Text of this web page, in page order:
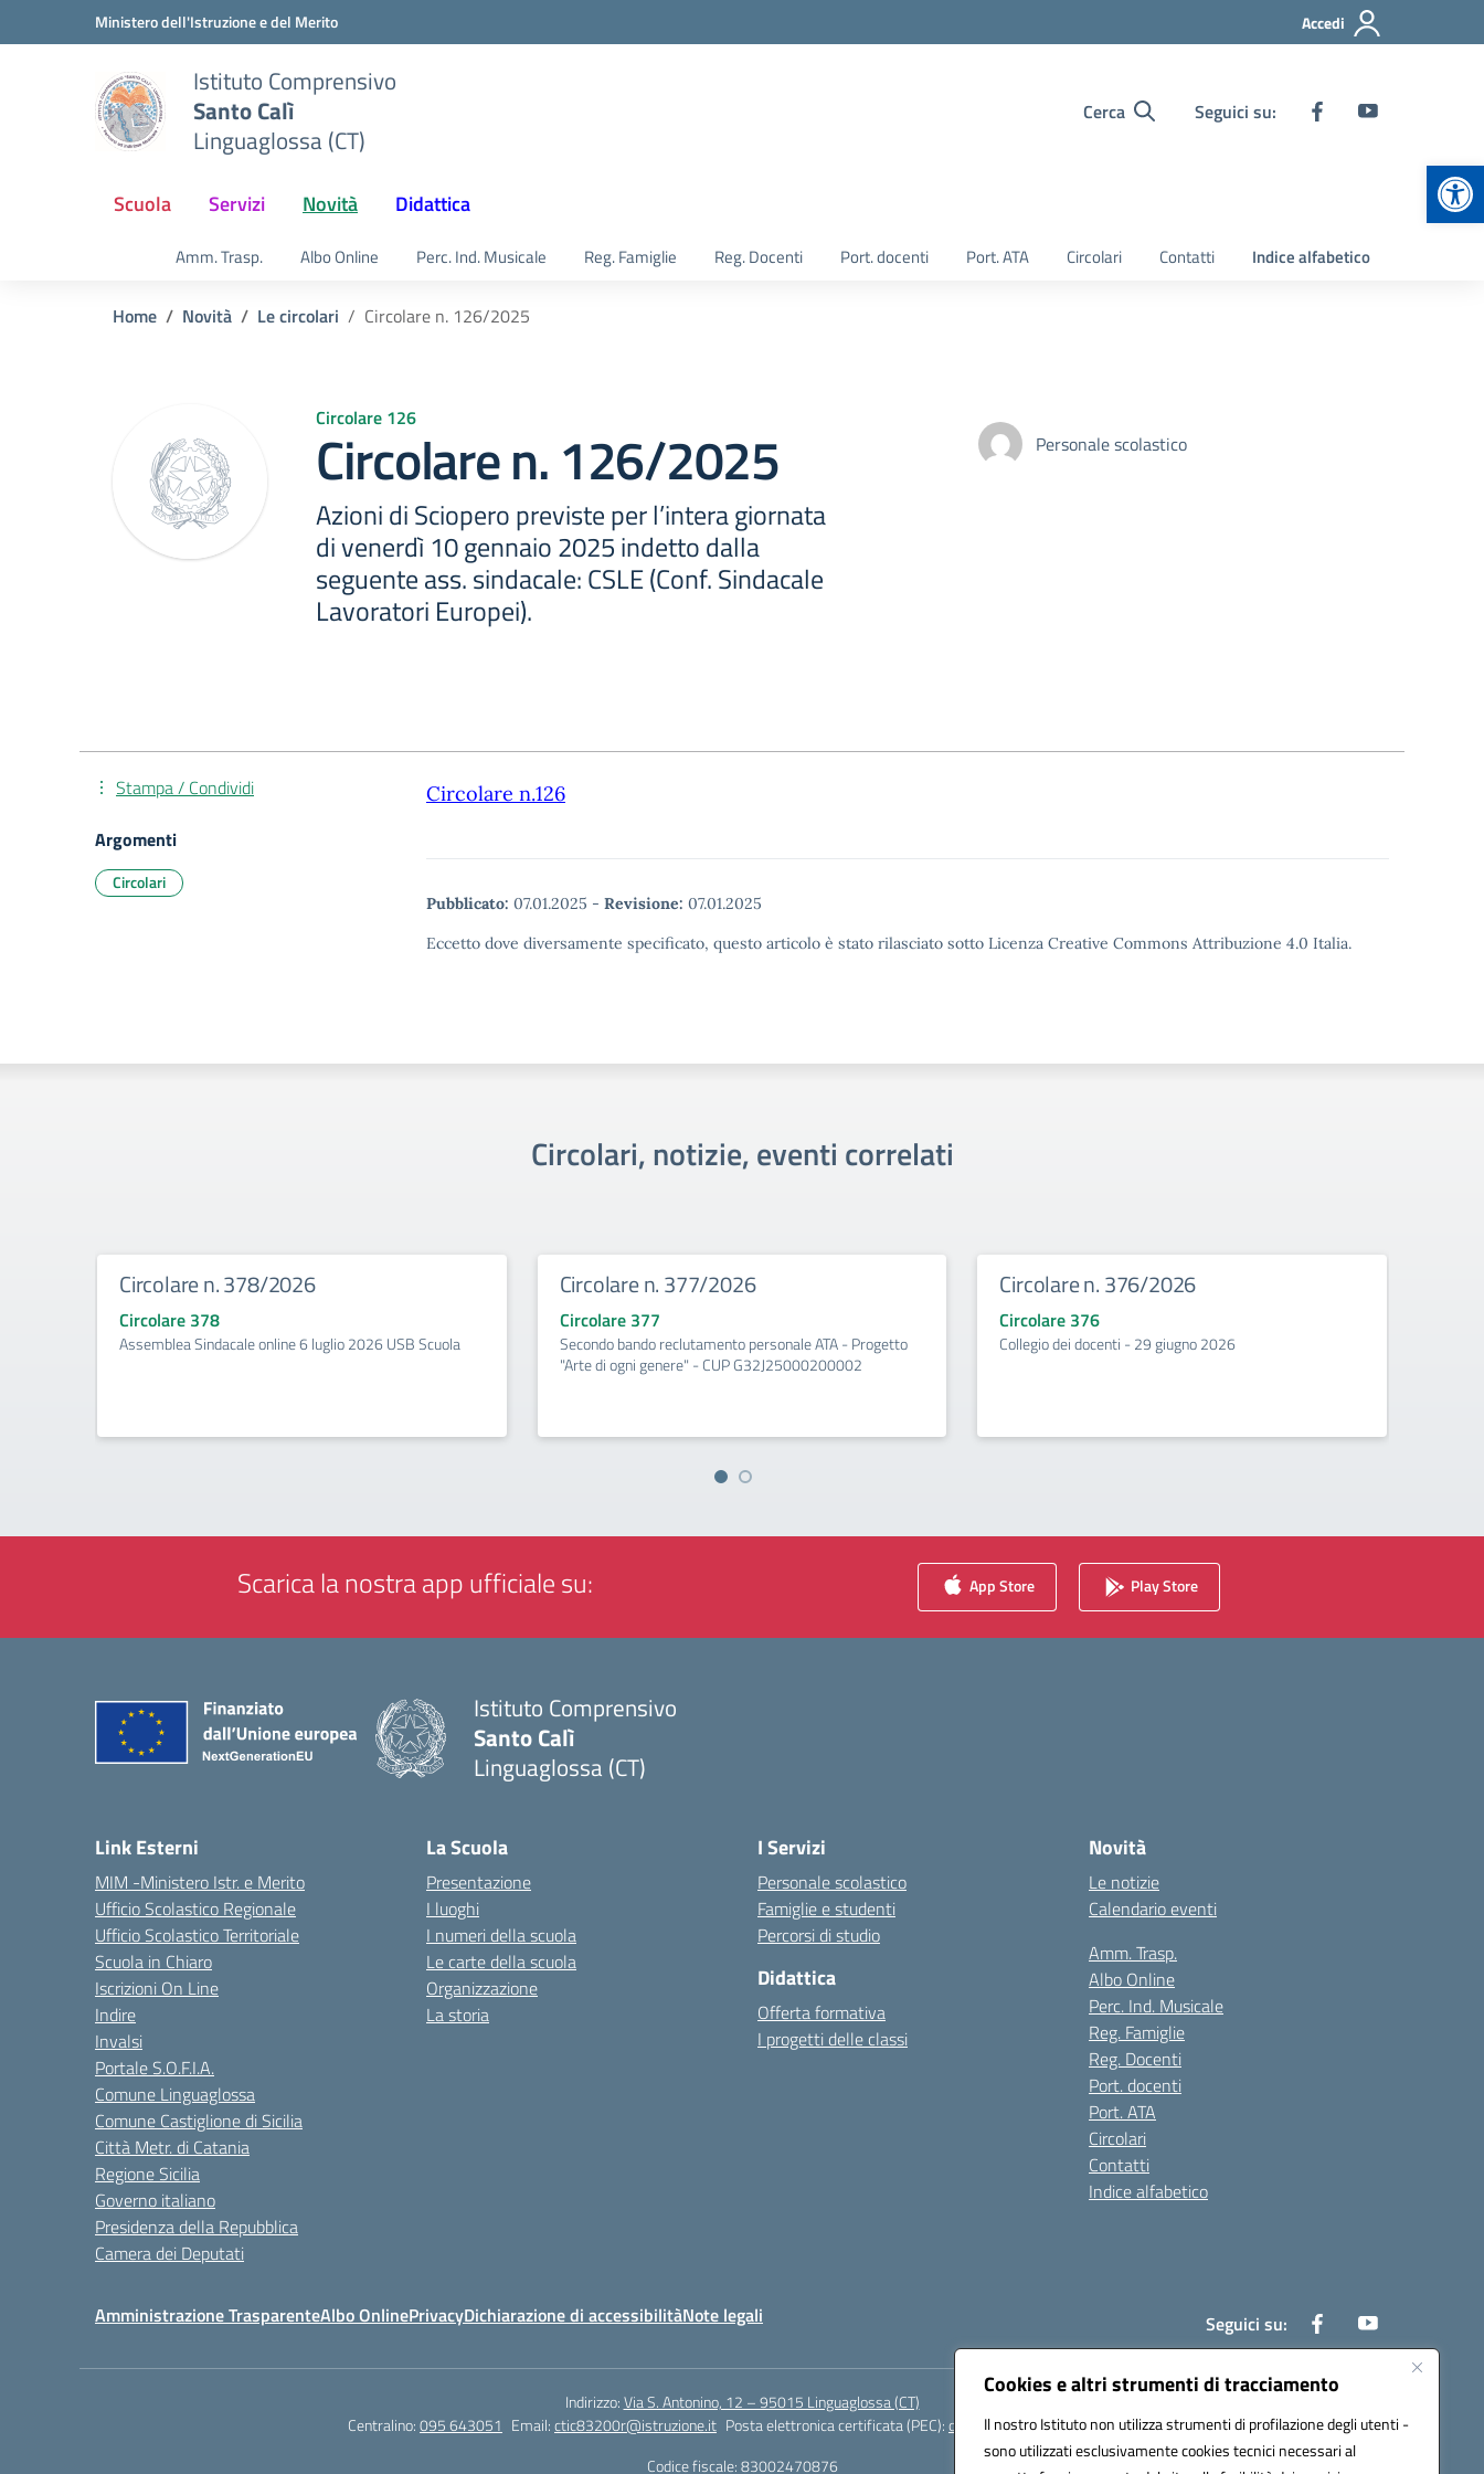
Cookies e altri strumenti di tracciamento
Il nostro Istituto non utilizza strumenti di profilazione degli utenti -
sono utilizzati esclusivamente cookies tecnici necessari al
Vai ai contenuti
Vai al menu di navigazioneMinistero dell'Istruzione e del Merito Accedi
Istituto Comprensivo
Santo Calì
Linguaglossa (CT)
Cerca Seguici su:
Scuola Servizi Novità Didattica
Amm. Trasp. Albo Online Perc. Ind. Musicale Reg. Famiglie Reg. Docenti Port. docenti Port. ATA Circolari Contatti Indice alfabetico
Home Novità Le circolari Circolare n. 126/2025
Circolare 126
Circolare n. 126/2025
Azioni di Sciopero previste per l’intera giornata
di venerdì 10 gennaio 2025 indetto dalla
seguente ass. sindacale: CSLE (Conf. Sindacale
Lavoratori Europei).
Personale scolastico
Circolare n.126
Pubblicato: 07.01.2025 - Revisione: 07.01.2025
Eccetto dove diversamente specificato, questo articolo è stato rilasciato sotto Licenza Creative Commons Attribuzione 4.0 Italia.
Stampa / Condividi
Argomenti
Circolari
Circolari, notizie, eventi correlati
Circolare n. 378/2026
Circolare 378
Assemblea Sindacale online 6 luglio 2026 USB Scuola
Circolare n. 377/2026
Circolare 377
Secondo bando reclutamento personale ATA - Progetto
"Arte di ogni genere" - CUP G32J25000200002
Circolare n. 376/2026
Circolare 376
Collegio dei docenti - 29 giugno 2026
Scarica la nostra app ufficiale su: App Store Play Store
Istituto Comprensivo
Santo Calì
Linguaglossa (CT)
Link Esterni
MIM -Ministero Istr. e Merito
Ufficio Scolastico Regionale
Ufficio Scolastico Territoriale
Scuola in Chiaro
Iscrizioni On Line
Indire
Invalsi
Portale S.O.F.I.A.
Comune Linguaglossa
Comune Castiglione di Sicilia
Città Metr. di Catania
Regione Sicilia
Governo italiano
Presidenza della Repubblica
Camera dei Deputati
La Scuola
Presentazione
I luoghi
I numeri della scuola
Le carte della scuola
Organizzazione
La storia
I Servizi
Personale scolastico
Famiglie e studenti
Percorsi di studio
Didattica
Offerta formativa
I progetti delle classi
Novità
Le notizie
Calendario eventi
Amm. Trasp.
Albo Online
Perc. Ind. Musicale
Reg. Famiglie
Reg. Docenti
Port. docenti
Port. ATA
Circolari
Contatti
Indice alfabetico
Amministrazione TrasparenteAlbo OnlinePrivacyDichiarazione di accessibilitàNote legali Seguici su:
Indirizzo:Via S. Antonino, 12 – 95015 Linguaglossa (CT)
Centralino:095 643051 Email:ctic83200r@istruzione.it Posta elettronica certificata (PEC):ctic83200r@pec.istruzione.it
Codice fiscale: 83002470876